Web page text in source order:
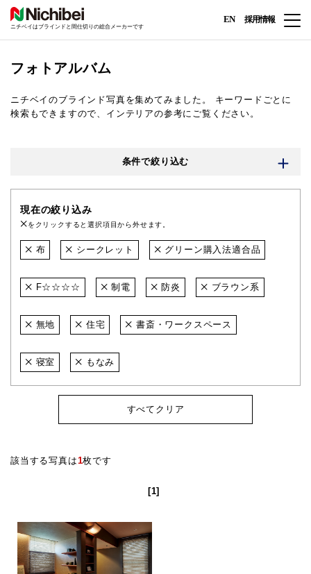
ニチベイはブラインドと間仕切りの総合メーカーです
EN 採用情報
フォトアルバム
ニチベイのブラインド写真を集めてみました。
キーワードごとに
検索もできますので、インテリアの参考にご覧ください。
条件で絞り込む
現在の絞り込み
をクリックすると選択項目から外せます。
布 シークレット グリーン購入法適合品
F☆☆☆☆ 制電 防炎 ブラウン系
無地 住宅 書斎・ワークスペース
寝室 もなみ
すべてクリア
該当する写真は1枚です
[1]